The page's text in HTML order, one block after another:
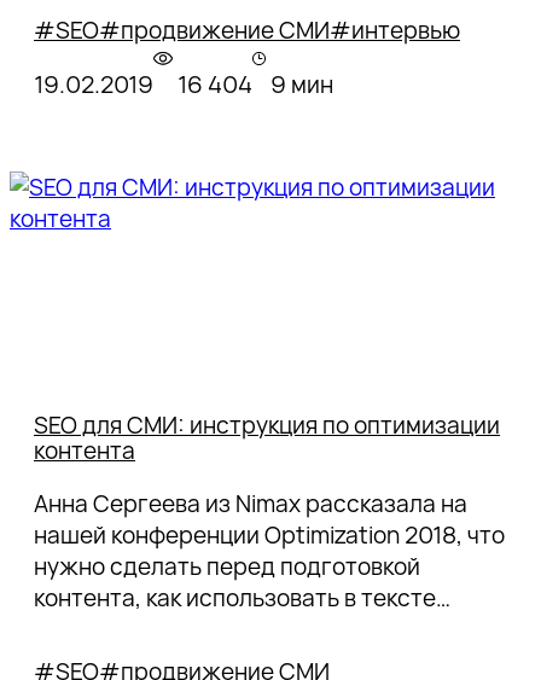
#SEO#продвижение СМИ#интервью
19.02.2019
16 404 9 мин
SEO для СМИ: инструкция по оптимизации
контента
Анна Сергеева из Nimax рассказала на
нашей конференции Optimization 2018, что
нужно сделать перед подготовкой
контента, как использовать в тексте
чтобы увеличить трафик на статьи в
#SEO#продвижение СМИ